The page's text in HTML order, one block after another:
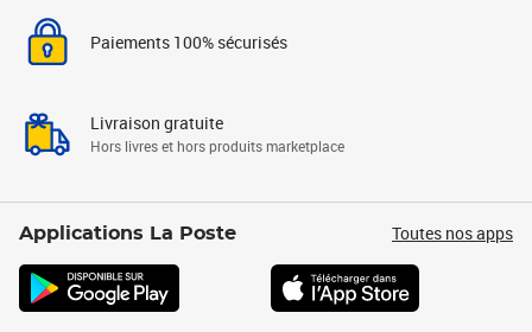
Paiements 100% sécurisés
Livraison gratuite
Hors livres et hors produits marketplace
Applications La Poste Toutes nos apps